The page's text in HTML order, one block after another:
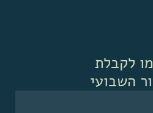
לקבלת
השבועי